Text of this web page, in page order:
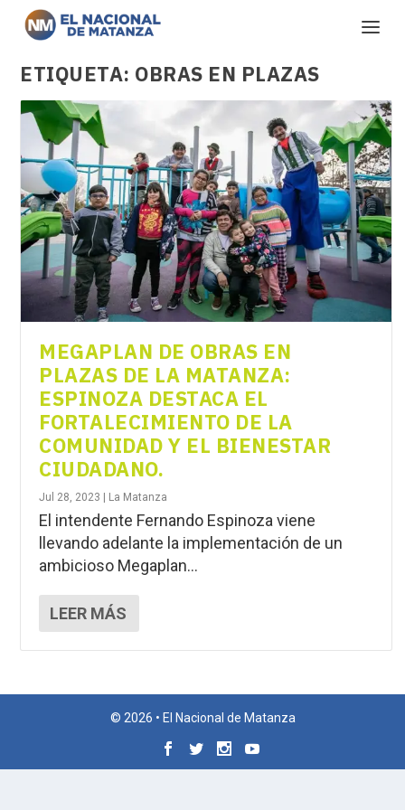
ETIQUETA: OBRAS EN PLAZAS
MEGAPLAN DE OBRAS EN
PLAZAS DE LA MATANZA:
ESPINOZA DESTACA EL
FORTALECIMIENTO DE LA
COMUNIDAD Y EL BIENESTAR
CIUDADANO.
Jul 28, 2023 La Matanza
El intendente Fernando Espinoza viene
llevando adelante la implementación de un
ambicioso Megaplan...
LEER MÁS
© 2026 • El Nacional de Matanza